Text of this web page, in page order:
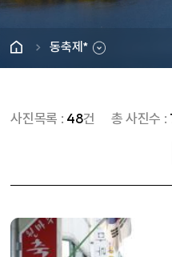
동축제*
사진목록 : 48건 총 사진수 :